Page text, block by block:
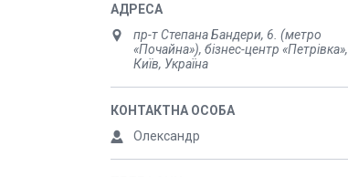
пр-т Степана Бандери, 6. (метро
«Почайна»), бізнес-центр «Петрівка»,
Київ, Україна
Олександр